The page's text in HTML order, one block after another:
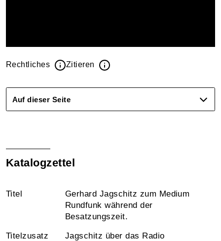
Rechtliches Zitieren
Auf dieser Seite
Katalogzettel
Titel
Gerhard Jagschitz zum Medium
Rundfunk während der
Besatzungszeit.
Titelzusatz Jagschitz über das Radio